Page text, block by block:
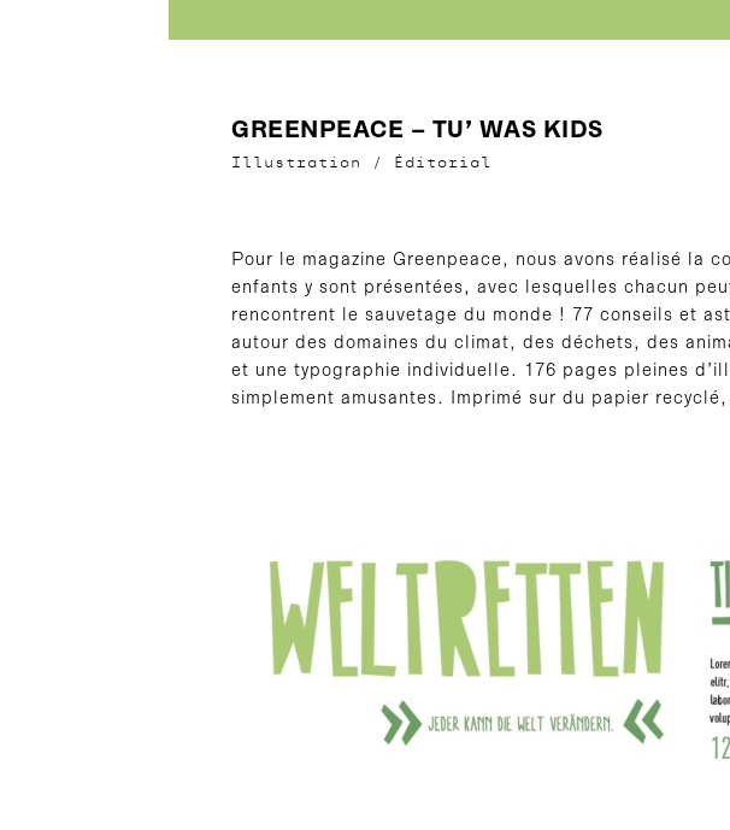
GREENPEACE – TU’ WAS KIDS
Illustration / Éditorial
Pour le magazine Greenpeace, nous avons réalisé la
enfants y sont présentées, avec lesquelles chacun
rencontrent le sauvetage du monde ! 77 conseils et
autour des domaines du climat, des déchets, des
et une typographie individuelle. 176 pages pleines
simplement amusantes. Imprimé sur du papier